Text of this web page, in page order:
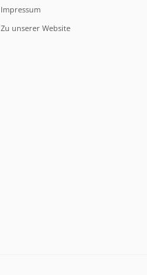
Impressum
Zu unserer Website